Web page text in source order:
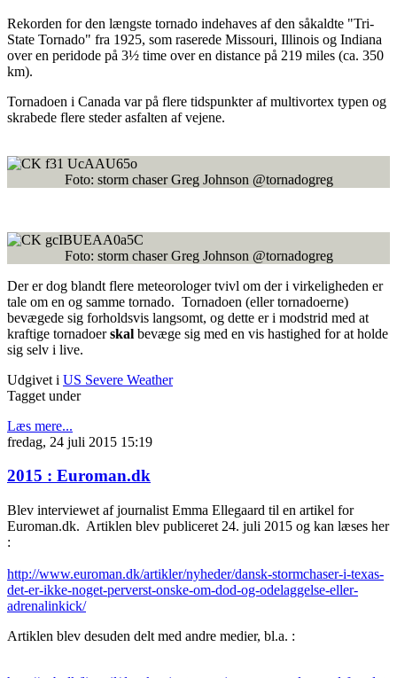
Rekorden for den længste tornado indehaves af den såkaldte "Tri-
State Tornado" fra 1925, som raserede Missouri, Illinois og Indiana
over en peridode på 3½ time over en distance på 219 miles (ca. 350
km).
Tornadoen i Canada var på flere tidspunkter af multivortex typen og
skrabede flere steder asfalten af vejene.
Foto: storm chaser Greg Johnson @tornadogreg
Foto: storm chaser Greg Johnson @tornadogreg
Der er dog blandt flere meteorologer tvivl om der i virkeligheden er
tale om en og samme tornado. Tornadoen (eller tornadoerne)
bevægede sig forholdsvis langsomt, og dette er i modstrid med at
kraftige tornadoerskal bevæge sig med en vis hastighed for at holde
sig selv i live.
Udgivet i US Severe Weather
Tagget under
Læs mere...
fredag, 24 juli 2015 15:19
2015 : Euroman.dk
Blev interviewet af journalist Emma Ellegaard til en artikel for
Euroman.dk. Artiklen blev publiceret 24. juli 2015 og kan læses her
:
http://www.euroman.dk/artikler/nyheder/dansk-stormchaser-i-texas-
det-er-ikke-noget-perverst-onske-om-dod-og-odelaggelse-eller-
adrenalinkick/
Artiklen blev desuden delt med andre medier, bl.a. :